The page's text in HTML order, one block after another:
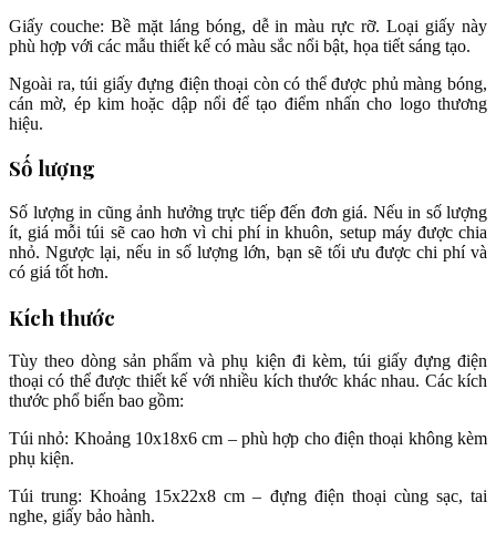
Giấy couche: Bề mặt láng bóng, dễ in màu rực rỡ. Loại giấy này
phù hợp với các mẫu thiết kế có màu sắc nổi bật, họa tiết sáng tạo.
Ngoài ra, túi giấy đựng điện thoại còn có thể được phủ màng bóng,
cán mờ, ép kim hoặc dập nổi để tạo điểm nhấn cho logo thương
hiệu.
Số lượng
Số lượng in cũng ảnh hưởng trực tiếp đến đơn giá. Nếu in số lượng
ít, giá mỗi túi sẽ cao hơn vì chi phí in khuôn, setup máy được chia
nhỏ. Ngược lại, nếu in số lượng lớn, bạn sẽ tối ưu được chi phí và
có giá tốt hơn.
Kích thước
Tùy theo dòng sản phẩm và phụ kiện đi kèm, túi giấy đựng điện
thoại có thể được thiết kế với nhiều kích thước khác nhau. Các kích
thước phổ biến bao gồm:
Túi nhỏ: Khoảng 10x18x6 cm – phù hợp cho điện thoại không kèm
phụ kiện.
Túi trung: Khoảng 15x22x8 cm – đựng điện thoại cùng sạc, tai
nghe, giấy bảo hành.